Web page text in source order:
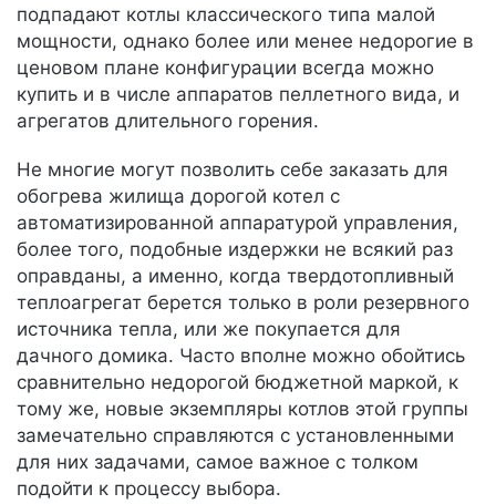
подпадают котлы классического типа малой
мощности, однако более или менее недорогие в
ценовом плане конфигурации всегда можно
купить и в числе аппаратов пеллетного вида, и
агрегатов длительного горения.
Не многие могут позволить себе заказать для
обогрева жилища дорогой котел с
автоматизированной аппаратурой управления,
более того, подобные издержки не всякий раз
оправданы, а именно, когда твердотопливный
теплоагрегат берется только в роли резервного
источника тепла, или же покупается для
дачного домика. Часто вполне можно обойтись
сравнительно недорогой бюджетной маркой, к
тому же, новые экземпляры котлов этой группы
замечательно справляются с установленными
для них задачами, самое важное с толком
подойти к процессу выбора.